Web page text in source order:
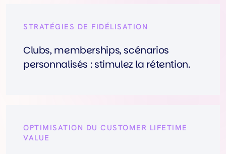
STRATÉGIES DE FIDÉLISATION
Clubs, memberships, scénarios
personnalisés : stimulez la rétention.
OPTIMISATION DU CUSTOMER LIFETIME
VALUE